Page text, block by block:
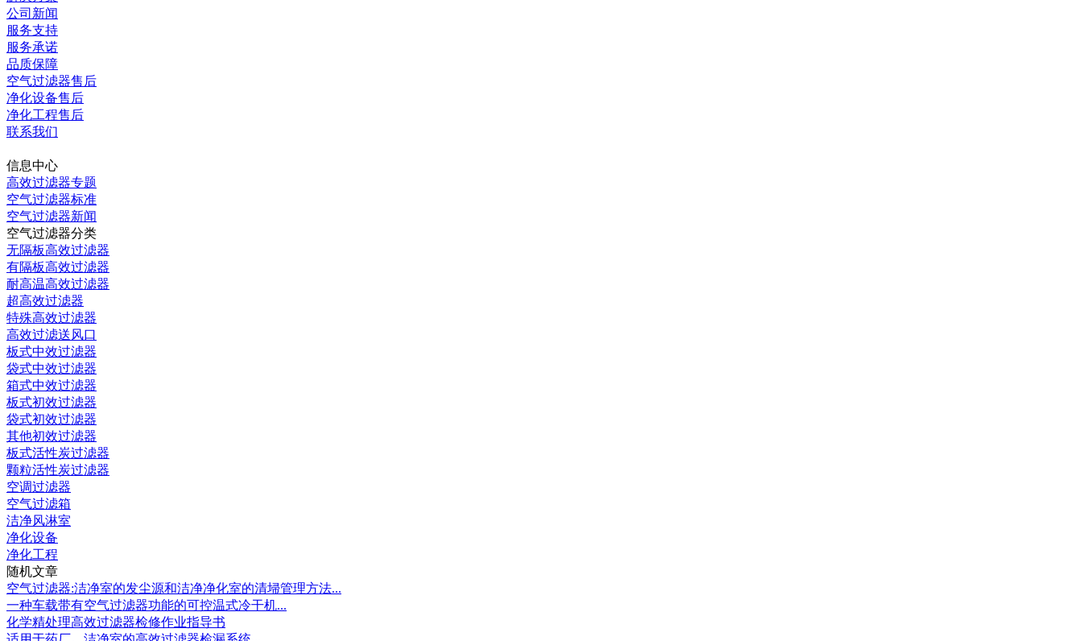
公司新闻
服务支持
服务承诺
品质保障
空气过滤器售后
净化设备售后
净化工程售后
联系我们
信息中心
高效过滤器专题
空气过滤器标准
空气过滤器新闻
空气过滤器分类
无隔板高效过滤器
有隔板高效过滤器
耐高温高效过滤器
超高效过滤器
特殊高效过滤器
高效过滤送风口
板式中效过滤器
袋式中效过滤器
箱式中效过滤器
板式初效过滤器
袋式初效过滤器
其他初效过滤器
板式活性炭过滤器
颗粒活性炭过滤器
空调过滤器
空气过滤箱
洁净风淋室
净化设备
净化工程
随机文章
空气过滤器:洁净室的发尘源和洁净净化室的清埽管理方法...
一种车载带有空气过滤器功能的可控温式冷干机...
化学精处理高效过滤器检修作业指导书